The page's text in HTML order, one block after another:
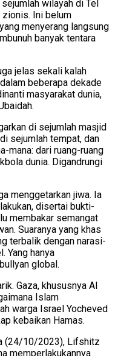
wilayah di Tel
zionis. Ini belum
menyerang langsung
banyak tentara
jelas sekali kalah
beberapa dekade
masyarakat dunia,
di sejumlah masjid
sejumlah tempat, dan
mana: dari ruang-ruang
dunia. Digandrungi
menggetarkan jiwa. Ia
disertai bukti-
membakar semangat
Suaranya yang khas
terbalik dengan narasi-
Yang hanya
global.
Gaza, khususnya Al
Islam
warga Israel Yocheved
kebaikan Hamas.
(24/10/2023), Lifshitz
memperlakukannya